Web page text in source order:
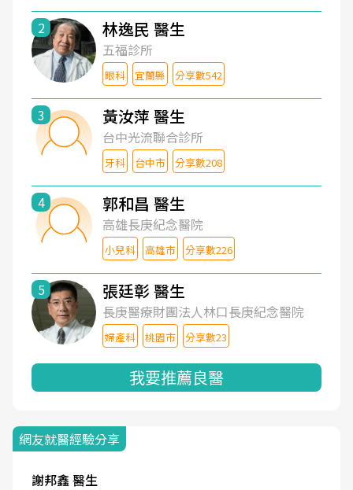
2 林逸民 醫生
五福診所
眼科 宜蘭縣 分享數542
3 黃汝萍 醫生
台中光流聯合診所
牙科 台中市 分享數208
4 郭和昌 醫生
高雄長庚紀念醫院
小兒科 高雄市 分享數226
5 張廷彰 醫生
長庚醫療財團法人林口長庚紀念醫院
婦產科 桃園市 分享數23
我要推薦良醫
網友就醫經驗分享
謝邦鑫 醫生